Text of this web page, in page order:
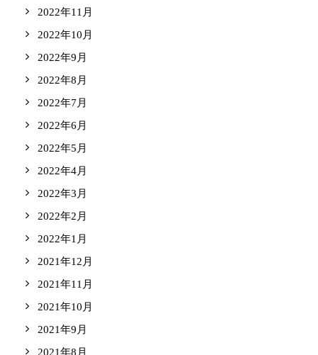
2022年11月
2022年10月
2022年9月
2022年8月
2022年7月
2022年6月
2022年5月
2022年4月
2022年3月
2022年2月
2022年1月
2021年12月
2021年11月
2021年10月
2021年9月
2021年8月